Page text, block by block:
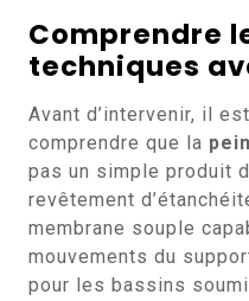
Comprendre
techniques
Avant d’intervenir, il
comprendre que la
pas un simple produit
revêtement
membrane souple
mouvements du
pour les bassins